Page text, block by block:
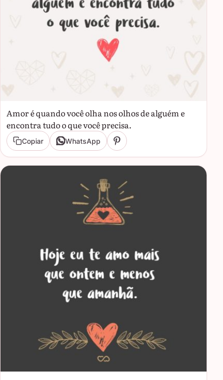
Amor é quando você olha nos olhos de alguém e
encontra tudo o que você precisa.
Copiar WhatsApp